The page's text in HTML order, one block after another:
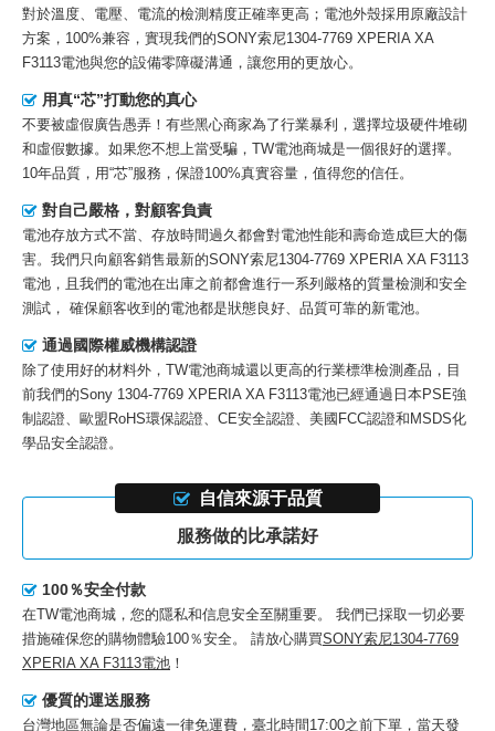
對於溫度、電壓、電流的檢測精度正確率更高；電池外殼採用原廠設計
方案，100%兼容，實現我們的SONY索尼1304-7769 XPERIA XA
F3113電池與您的設備零障礙溝通，讓您用的更放心。
用真“芯”打動您的真心
不要被虛假廣告愚弄！有些黑心商家為了行業暴利，選擇垃圾硬件堆砌
和虛假數據。如果您不想上當受騙，TW電池商城是一個很好的選擇。
10年品質，用“芯”服務，保證100%真實容量，值得您的信任。
對自己嚴格，對顧客負責
電池存放方式不當、存放時間過久都會對電池性能和壽命造成巨大的傷
害。我們只向顧客銷售最新的SONY索尼1304-7769 XPERIA XA F3113
電池 ，且我們的電池在出庫之前都會進行一系列嚴格的質量檢測和安全
測試， 確保顧客收到的電池都是狀態良好、品質可靠的新電池。
通過國際權威機構認證
除了使用好的材料外，TW電池商城還以更高的行業標準檢測產品，目
前我們的Sony 1304-7769 XPERIA XA F3113電池已經通過日本PSE強
制認證、歐盟RoHS環保認證、CE安全認證、美國FCC認證和MSDS化
學品安全認證。
自信來源于品質
服務做的比承諾好
100％安全付款
在TW電池商城，您的隱私和信息安全至關重要。 我們已採取一切必要
措施確保您的購物體驗100％安全。 請放心購買SONY索尼1304-7769
XPERIA XA F3113電池 ！
優質的運送服務
台灣地區無論是否偏遠一律免運費，臺北時間17:00之前下單，當天發